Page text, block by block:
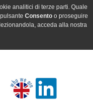
analitici di terze parti. Quale
Consentoo proseguire
acceda alla nostra